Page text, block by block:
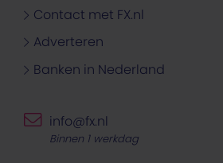
Contact met FX.nl
Adverteren
Banken in Nederland
info@fx.nl
Binnen 1 werkdag